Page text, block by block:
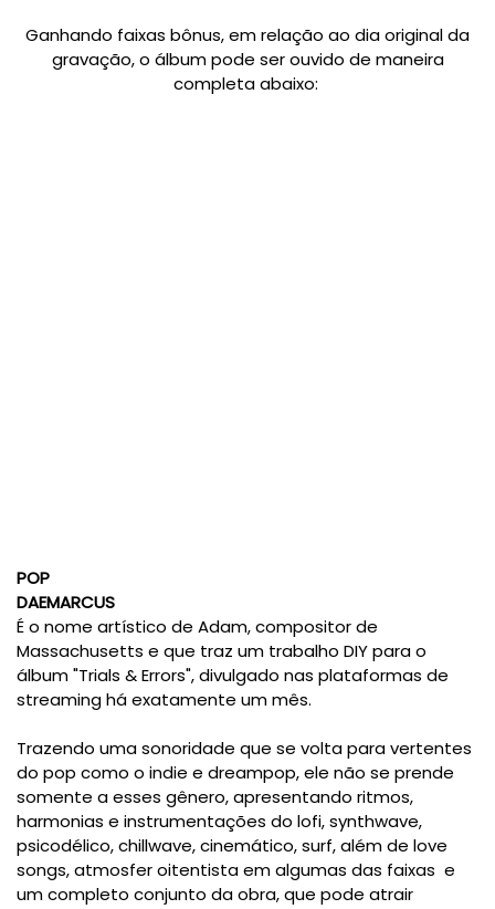
Ganhando faixas bônus, em relação ao dia original da
gravação, o álbum pode ser ouvido de maneira
completa abaixo:
POP
DAEMARCUS
É o nome artístico de Adam, compositor de
Massachusetts e que traz um trabalho DIY para o
álbum "Trials & Errors", divulgado nas plataformas de
streaming há exatamente um mês.
Trazendo uma sonoridade que se volta para vertentes
do pop como o indie e dreampop, ele não se prende
somente a esses gênero, apresentando ritmos,
harmonias e instrumentações do lofi, synthwave,
psicodélico, chillwave, cinemático, surf, além de love
songs, atmosfer oitentista em algumas das faixas e
um completo conjunto da obra, que pode atrair